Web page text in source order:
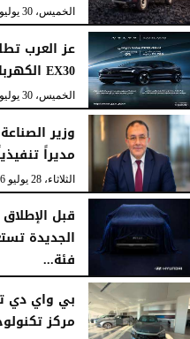
الخميس، 30 يوليو 2026
EX30 الكهربائية بتسهيلات تمويل تبدأ...
الخميس، 30 يوليو 2026
وزير
مديراً
الثلاثاء، 28 يوليو 2026
الجديدة
فئة...
الثلاثاء، 28 يوليو 2026 12:28 مـ
بي واي دي
مركز